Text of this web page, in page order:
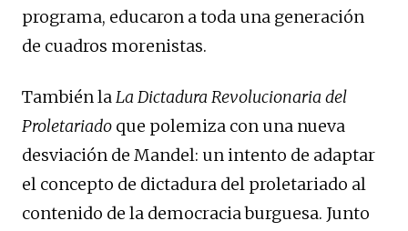
programa, educaron a toda una generación
de cuadros morenistas.
También laLa Dictadura Revolucionaria del
Proletariado que polemiza con una nueva
desviación de Mandel: un intento de adaptar
el concepto de dictadura del proletariado al
contenido de la democracia burguesa. Junto